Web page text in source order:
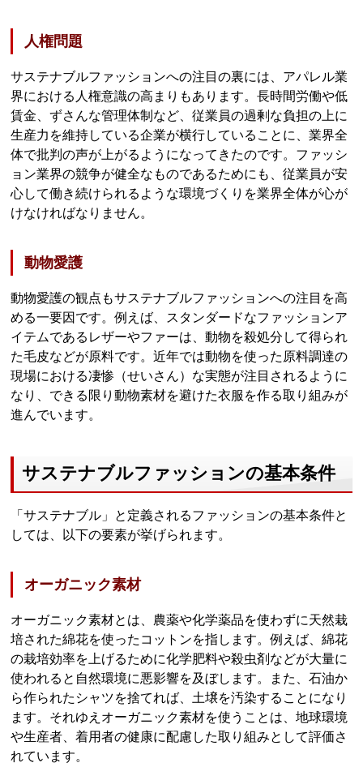
人権問題
サステナブルファッションへの注目の裏には、アパレル業
界における人権意識の高まりもあります。長時間労働や低
賃金、ずさんな管理体制など、従業員の過剰な負担の上に
生産力を維持している企業が横行していることに、業界全
体で批判の声が上がるようになってきたのです。ファッシ
ョン業界の競争が健全なものであるためにも、従業員が安
心して働き続けられるような環境づくりを業界全体が心が
けなければなりません。
動物愛護
動物愛護の観点もサステナブルファッションへの注目を高
める一要因です。例えば、スタンダードなファッションア
イテムであるレザーやファーは、動物を殺処分して得られ
た毛皮などが原料です。近年では動物を使った原料調達の
現場における凄惨（せいさん）な実態が注目されるように
なり、できる限り動物素材を避けた衣服を作る取り組みが
進んでいます。
サステナブルファッションの基本条件
「サステナブル」と定義されるファッションの基本条件と
しては、以下の要素が挙げられます。
オーガニック素材
オーガニック素材とは、農薬や化学薬品を使わずに天然栽
培された綿花を使ったコットンを指します。例えば、綿花
の栽培効率を上げるために化学肥料や殺虫剤などが大量に
使われると自然環境に悪影響を及ぼします。また、石油か
ら作られたシャツを捨てれば、土壌を汚染することになり
ます。それゆえオーガニック素材を使うことは、地球環境
や生産者、着用者の健康に配慮した取り組みとして評価さ
れています。